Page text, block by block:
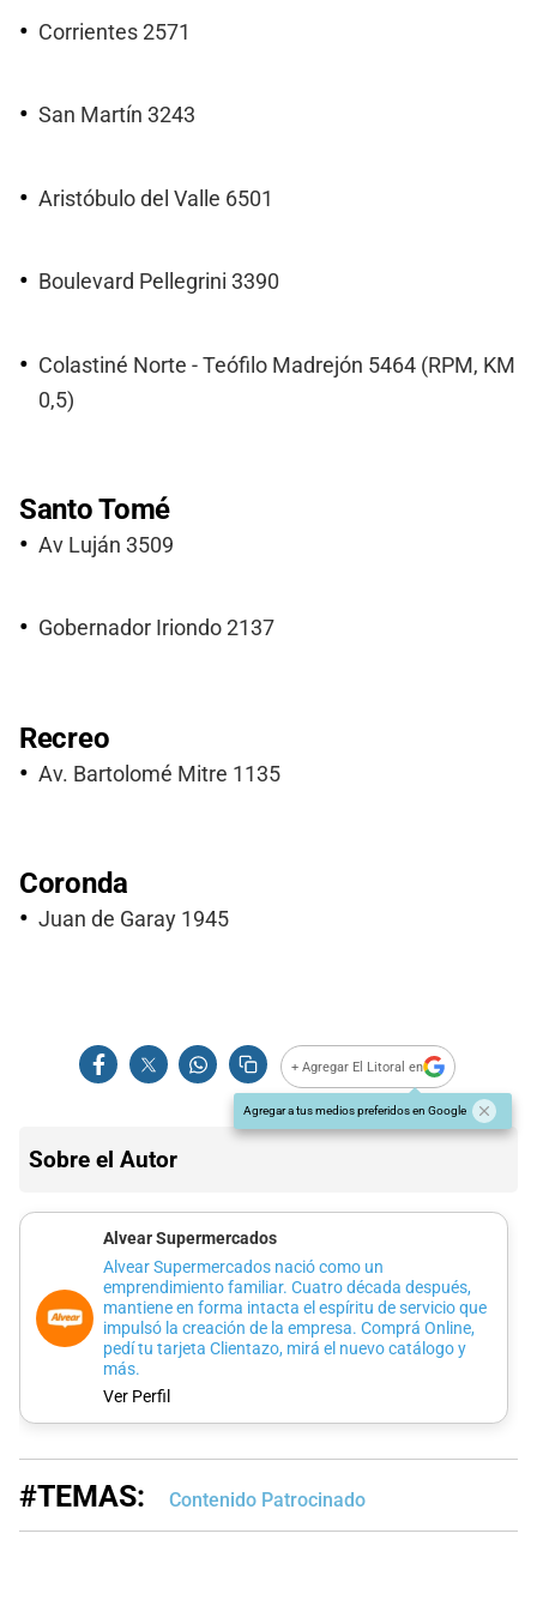
Corrientes 2571
San Martín 3243
Aristóbulo del Valle 6501
Boulevard Pellegrini 3390
Colastiné Norte - Teófilo Madrejón 5464 (RPM, KM
0,5)
Santo Tomé
Av Luján 3509
Gobernador Iriondo 2137
Recreo
Av. Bartolomé Mitre 1135
Coronda
Juan de Garay 1945
+ Agregar El Litoral en
Agregar a tus medios preferidos en Google
Sobre el Autor
Alvear Supermercados
Alvear Supermercados nació como un
emprendimiento familiar. Cuatro década después,
mantiene en forma intacta el espíritu de servicio que
impulsó la creación de la empresa. Comprá Online,
pedí tu tarjeta Clientazo, mirá el nuevo catálogo y
más.
Ver Perfil
#TEMAS: Contenido Patrocinado